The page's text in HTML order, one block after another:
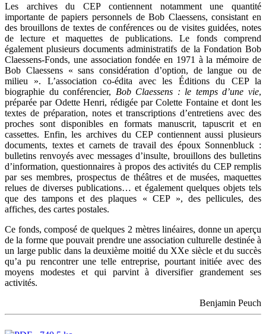
Les archives du CEP contiennent notamment une quantité
importante de papiers personnels de Bob Claessens, consistant en
des brouillons de textes de conférences ou de visites guidées, notes
de lecture et maquettes de publications. Le fonds comprend
également plusieurs documents administratifs de la Fondation Bob
Claessens-Fonds, une association fondée en 1971 à la mémoire de
Bob Claessens « sans considération d’option, de langue ou de
milieu ». L’association co-édita avec les Éditions du CEP la
biographie du conférencier, Bob Claessens : le temps d’une vie,
préparée par Odette Henri, rédigée par Colette Fontaine et dont les
textes de préparation, notes et transcriptions d’entretiens avec des
proches sont disponibles en formats manuscrit, tapuscrit et en
cassettes. Enfin, les archives du CEP contiennent aussi plusieurs
documents, textes et carnets de travail des époux Sonnenbluck :
bulletins renvoyés avec messages d’insulte, brouillons des bulletins
d’information, questionnaires à propos des activités du CEP remplis
par ses membres, prospectus de théâtres et de musées, maquettes
relues de diverses publications… et également quelques objets tels
que des tampons et des plaques « CEP », des pellicules, des
affiches, des cartes postales.
Ce fonds, composé de quelques 2 mètres linéaires, donne un aperçu
de la forme que pouvait prendre une association culturelle destinée à
un large public dans la deuxième moitié du XXe siècle et du succès
qu’a pu rencontrer une telle entreprise, pourtant initiée avec des
moyens modestes et qui parvint à diversifier grandement ses
activités.
Benjamin Peuch